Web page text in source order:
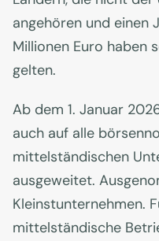
angehören und einen
Millionen Euro haben
gelten.
Ab dem 1. Januar
auch auf alle
mittelständischen
ausgeweitet.
Kleinstunternehmen.
mittelständische